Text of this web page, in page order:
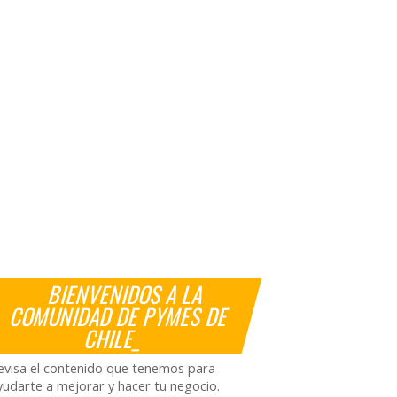
BIENVENIDOS A LA
COMUNIDAD DE PYMES DE
CHILE_
el contenido que tenemos para
a mejorar y hacer tu negocio.